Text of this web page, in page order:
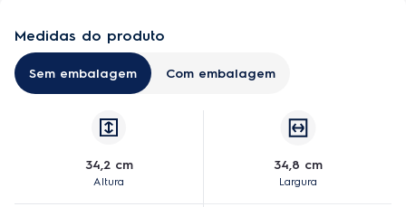
Medidas do produto
Sem embalagem Com embalagem
34,2 cm
Altura
34,8 cm
Largura